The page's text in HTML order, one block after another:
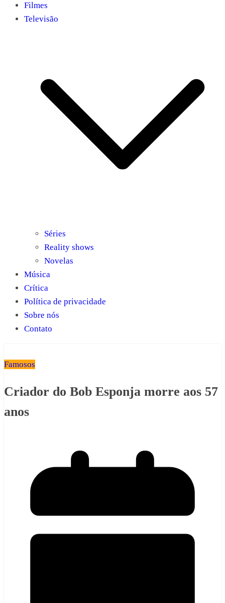
Filmes
Televisão
Séries
Reality shows
Novelas
Música
Crítica
Política de privacidade
Sobre nós
Contato
Famosos
Criador do Bob Esponja morre aos 57
anos